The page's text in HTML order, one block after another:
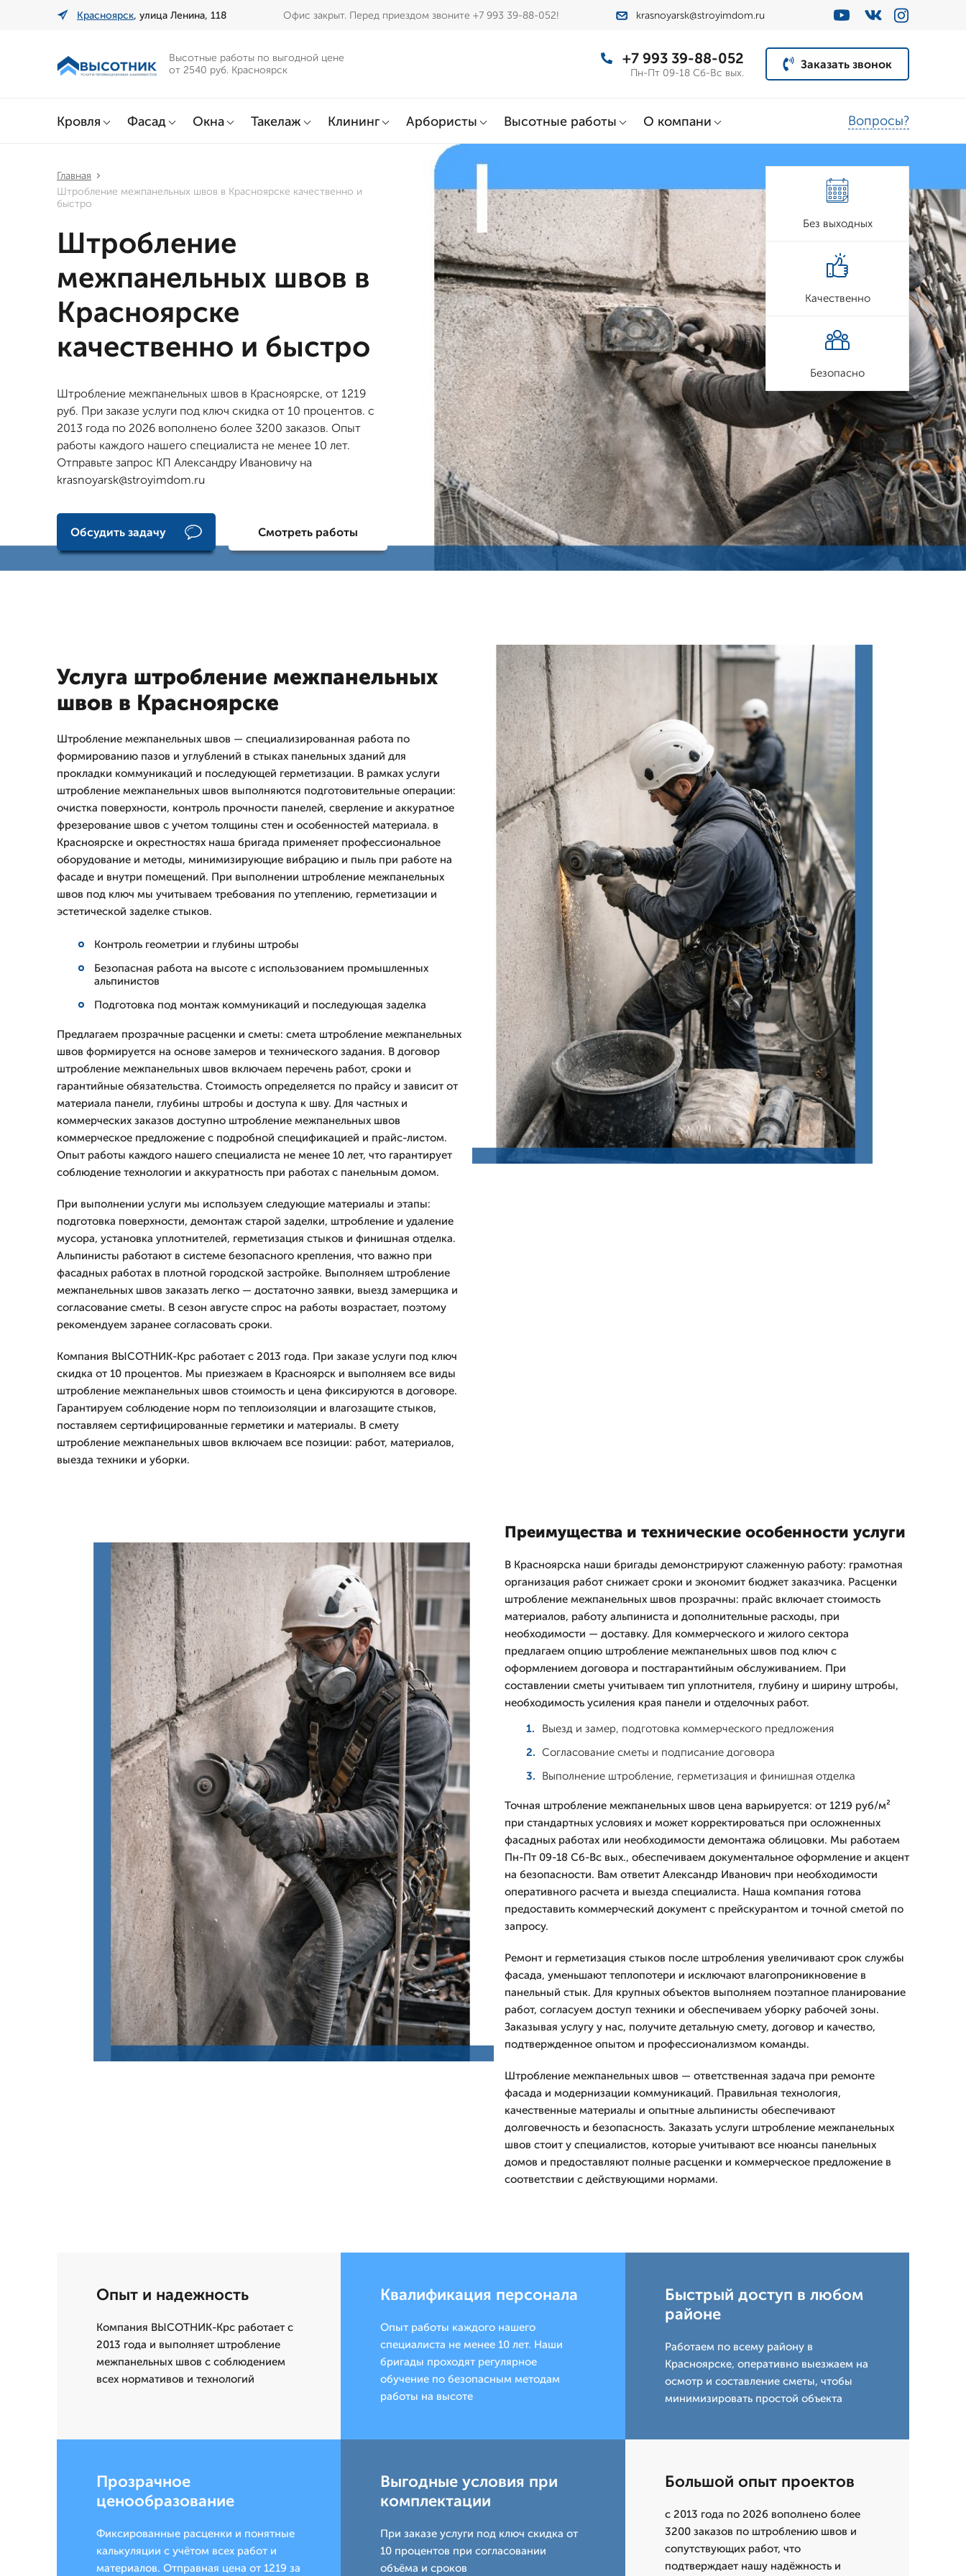
Красноярск, улица Ленина, 118 Офис закрыт. Перед приездом звоните +7 993 39-88-052! krasnoyarsk@stroyimdom.ru
Высотные работы по выгодной цене
от 2540 руб. Красноярск
+7 993 39-88-052
Пн-Пт 09-18 Сб-Вс вых.
Заказать звонок
Кровля Фасад Окна Такелаж Клининг Арбористы Высотные работы О компани Вопросы?
Главная
Штробление межпанельных швов в Красноярске качественно и
быстро
Штробление
межпанельных швов в
Красноярске
качественно и быстро
Штробление межпанельных швов в Красноярске, от 1219
руб. При заказе услуги под ключ скидка от 10 процентов. с
2013 года по 2026 вополнено более 3200 заказов. Опыт
работы каждого нашего специалиста не менее 10 лет.
Отправьте запрос КП Александру Ивановичу на
krasnoyarsk@stroyimdom.ru
Обсудить задачу Смотреть работы
Без выходных
Качественно
Безопасно
Услуга штробление межпанельных
швов в Красноярске
Штробление межпанельных швов — специализированная работа по
формированию пазов и углублений в стыках панельных зданий для
прокладки коммуникаций и последующей герметизации. В рамках услуги
штробление межпанельных швов выполняются подготовительные операции:
очистка поверхности, контроль прочности панелей, сверление и аккуратное
фрезерование швов с учетом толщины стен и особенностей материала. в
Красноярске и окрестностях наша бригада применяет профессиональное
оборудование и методы, минимизирующие вибрацию и пыль при работе на
фасаде и внутри помещений. При выполнении штробление межпанельных
швов под ключ мы учитываем требования по утеплению, герметизации и
эстетической заделке стыков.
Контроль геометрии и глубины штробы
Безопасная работа на высоте с использованием промышленных
альпинистов
Подготовка под монтаж коммуникаций и последующая заделка
Предлагаем прозрачные расценки и сметы: смета штробление межпанельных
швов формируется на основе замеров и технического задания. В договор
штробление межпанельных швов включаем перечень работ, сроки и
гарантийные обязательства. Стоимость определяется по прайсу и зависит от
материала панели, глубины штробы и доступа к шву. Для частных и
коммерческих заказов доступно штробление межпанельных швов
коммерческое предложение с подробной спецификацией и прайс-листом.
Опыт работы каждого нашего специалиста не менее 10 лет, что гарантирует
соблюдение технологии и аккуратность при работах с панельным домом.
При выполнении услуги мы используем следующие материалы и этапы:
подготовка поверхности, демонтаж старой заделки, штробление и удаление
мусора, установка уплотнителей, герметизация стыков и финишная отделка.
Альпинисты работают в системе безопасного крепления, что важно при
фасадных работах в плотной городской застройке. Выполняем штробление
межпанельных швов заказать легко — достаточно заявки, выезд замерщика и
согласование сметы. В сезон августе спрос на работы возрастает, поэтому
рекомендуем заранее согласовать сроки.
Компания ВЫСОТНИК-Крс работает с 2013 года. При заказе услуги под ключ
скидка от 10 процентов. Мы приезжаем в Красноярск и выполняем все виды
штробление межпанельных швов стоимость и цена фиксируются в договоре.
Гарантируем соблюдение норм по теплоизоляции и влагозащите стыков,
поставляем сертифицированные герметики и материалы. В смету
штробление межпанельных швов включаем все позиции: работ, материалов,
выезда техники и уборки.
Преимущества и технические особенности услуги
В Красноярска наши бригады демонстрируют слаженную работу: грамотная
организация работ снижает сроки и экономит бюджет заказчика. Расценки
штробление межпанельных швов прозрачны: прайс включает стоимость
материалов, работу альпиниста и дополнительные расходы, при
необходимости — доставку. Для коммерческого и жилого сектора
предлагаем опцию штробление межпанельных швов под ключ с
оформлением договора и постгарантийным обслуживанием. При
составлении сметы учитываем тип уплотнителя, глубину и ширину штробы,
необходимость усиления края панели и отделочных работ.
Выезд и замер, подготовка коммерческого предложения
Согласование сметы и подписание договора
Выполнение штробление, герметизация и финишная отделка
Точная штробление межпанельных швов цена варьируется: от 1219 руб/м²
при стандартных условиях и может корректироваться при осложненных
фасадных работах или необходимости демонтажа облицовки. Мы работаем
Пн-Пт 09-18 Сб-Вс вых., обеспечиваем документальное оформление и акцент
на безопасности. Вам ответит Александр Иванович при необходимости
оперативного расчета и выезда специалиста. Наша компания готова
предоставить коммерческий документ с прейскурантом и точной сметой по
запросу.
Ремонт и герметизация стыков после штробления увеличивают срок службы
фасада, уменьшают теплопотери и исключают влагопроникновение в
панельный стык. Для крупных объектов выполняем поэтапное планирование
работ, согласуем доступ техники и обеспечиваем уборку рабочей зоны.
Заказывая услугу у нас, получите детальную смету, договор и качество,
подтвержденное опытом и профессионализмом команды.
Штробление межпанельных швов — ответственная задача при ремонте
фасада и модернизации коммуникаций. Правильная технология,
качественные материалы и опытные альпинисты обеспечивают
долговечность и безопасность. Заказать услуги штробление межпанельных
швов стоит у специалистов, которые учитывают все нюансы панельных
домов и предоставляют полные расценки и коммерческое предложение в
соответствии с действующими нормами.
Опыт и надежность
Компания ВЫСОТНИК-Крс работает с
2013 года и выполняет штробление
межпанельных швов с соблюдением
всех нормативов и технологий
Квалификация персонала
Опыт работы каждого нашего
специалиста не менее 10 лет. Наши
бригады проходят регулярное
обучение по безопасным методам
работы на высоте
Быстрый доступ в любом
районе
Работаем по всему району в
Красноярске, оперативно выезжаем на
осмотр и составление сметы, чтобы
минимизировать простой объекта
Прозрачное
ценообразование
Фиксированные расценки и понятные
калькуляции с учётом всех работ и
материалов. Отправная цена от 1219 за
Выгодные условия при
комплектации
При заказе услуги под ключ скидка от
10 процентов при согласовании
объёма и сроков
Большой опыт проектов
с 2013 года по 2026 вополнено более
3200 заказов по штроблению швов и
сопутствующих работ, что
подтверждает нашу надёжность и